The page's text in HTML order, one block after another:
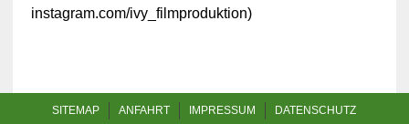
instagram.com/ivy_filmproduktion)
SITEMAP ANFAHRT IMPRESSUM DATENSCHUTZ